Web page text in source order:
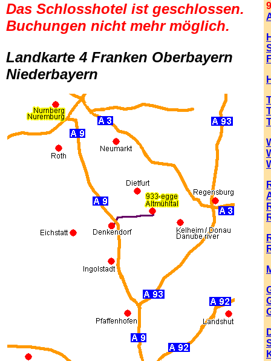
Das Schlosshotel ist geschlossen.
Buchungen nicht mehr möglich.
Landkarte 4 Franken Oberbayern
Niederbayern